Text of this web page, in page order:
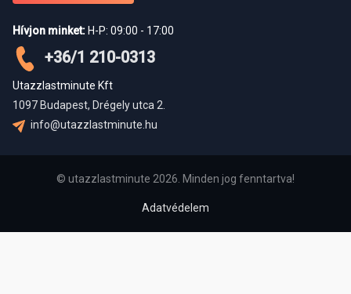
Hívjon minket: H-P: 09:00 - 17:00
+36/1 210-0313
Utazzlastminute Kft
1097 Budapest, Drégely utca 2.
info@utazzlastminute.hu
© utazzlastminute 2026. Minden jog fenntartva!
Adatvédelem